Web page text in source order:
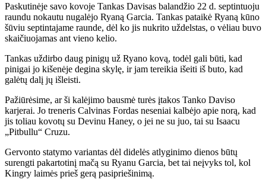
Paskutinėje savo kovoje Tankas Davisas balandžio 22 d. septintuoju
raundu nokautu nugalėjo Ryaną Garcia. Tankas pataikė Ryaną kūno
šūviu septintajame raunde, dėl ko jis nukrito uždelstas, o vėliau buvo
skaičiuojamas ant vieno kelio.
Tankas uždirbo daug pinigų už Ryano kovą, todėl gali būti, kad
pinigai jo kišenėje degina skylę, ir jam tereikia išeiti iš buto, kad
galėtų dalį jų išleisti.
Pažiūrėsime, ar ši kalėjimo bausmė turės įtakos Tanko Daviso
karjerai. Jo treneris Calvinas Fordas neseniai kalbėjo apie norą, kad
jis toliau kovotų su Devinu Haney, o jei ne su juo, tai su Isaacu
„Pitbullu“ Cruzu.
Gervonto statymo variantas dėl didelės atlyginimo dienos būtų
surengti pakartotinį mačą su Ryanu Garcia, bet tai neįvyks tol, kol
Kingry laimės prieš gerą pasipriešinimą.